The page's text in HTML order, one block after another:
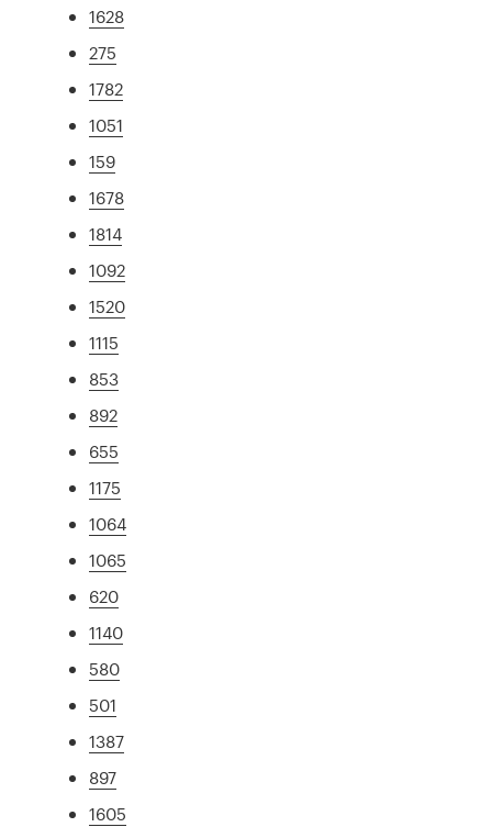
1628
275
1782
1051
159
1678
1814
1092
1520
1115
853
892
655
1175
1064
1065
620
1140
580
501
1387
897
1605